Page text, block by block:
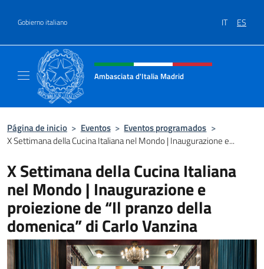
Gobierno italiano IT ES
Encabezado del sitio web,
Ambasciata d'Italia Madrid
Página de inicio > Eventos > Eventos programados >
X Settimana della Cucina Italiana nel Mondo | Inaugurazione e...
X Settimana della Cucina Italiana
nel Mondo | Inaugurazione e
proiezione de “Il pranzo della
domenica” di Carlo Vanzina